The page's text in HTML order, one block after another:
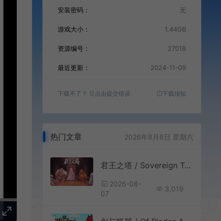
安装密码： 无
游戏大小： 1.44GB
资源编号： 27018
最近更新： 2024-11-09
下载不了？ 点击提交错误 下载须知
热门文章 2026年8月8日 星期六
君王之塔 / Sovereign Tower 中世纪奇幻模拟RPG游戏
2026-08-
07
3,019